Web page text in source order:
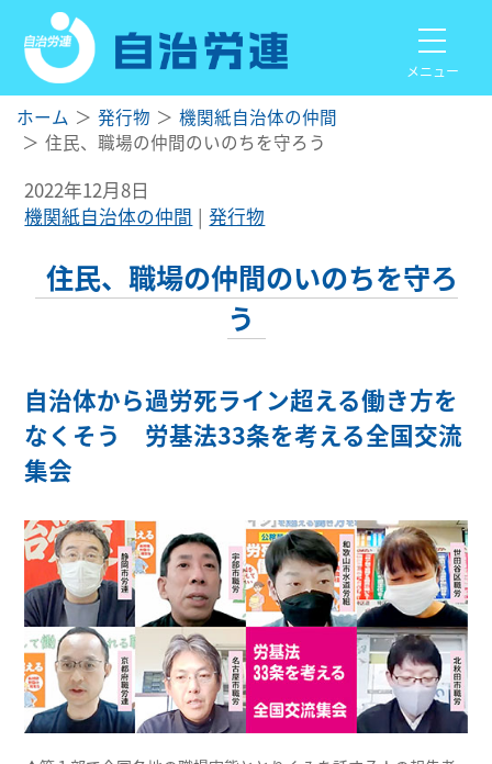
メニュー
ホーム 発行物
機関紙自治体の仲間
住民、職場の仲間のいのちを守ろう
2022年12月8日
機関紙自治体の仲間
発行物
住民、職場の仲間のいのちを守ろ
う
自治体から過労死ライン超える働き方を
なくそう 労基法33条を考える全国交流
集会